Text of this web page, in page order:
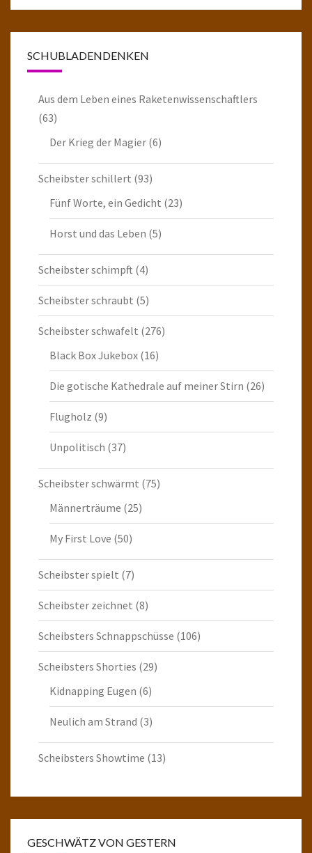
SCHUBLADENDENKEN
Aus dem Leben eines Raketenwissenschaftlers
(63)
Der Krieg der Magier (6)
Scheibster schillert (93)
Fünf Worte, ein Gedicht (23)
Horst und das Leben (5)
Scheibster schimpft (4)
Scheibster schraubt (5)
Scheibster schwafelt (276)
Black Box Jukebox (16)
Die gotische Kathedrale auf meiner Stirn (26)
Flugholz (9)
Unpolitisch (37)
Scheibster schwärmt (75)
Männerträume (25)
My First Love (50)
Scheibster spielt (7)
Scheibster zeichnet (8)
Scheibsters Schnappschüsse (106)
Scheibsters Shorties (29)
Kidnapping Eugen (6)
Neulich am Strand (3)
Scheibsters Showtime (13)
GESCHWÄTZ VON GESTERN